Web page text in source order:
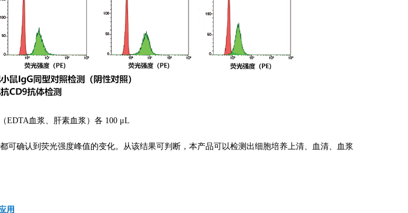
EDTA血浆、肝素血浆）各 100 μL
确认到荧光强度峰值的变化。从该结果可判断，本产品可以检测出细胞培养上清、血清、血浆
用